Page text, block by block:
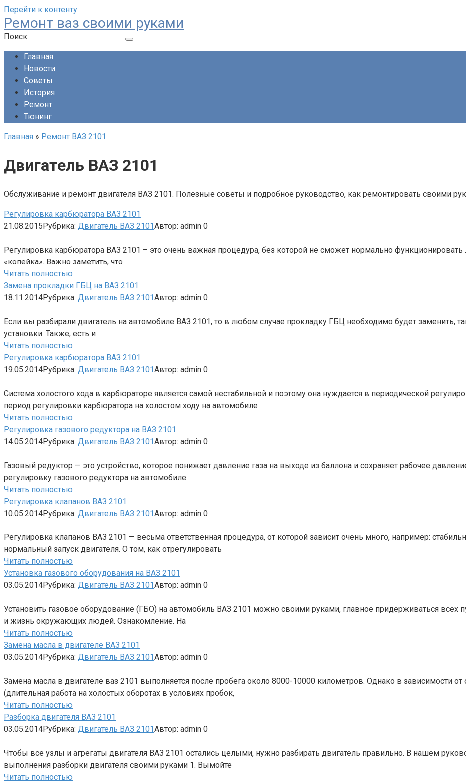
Перейти к контенту
Ремонт ваз своими руками
Поиск:
Главная
Новости
Советы
История
Ремонт
Тюнинг
Главная » Ремонт ВАЗ 2101
Двигатель ВАЗ 2101
Обслуживание и ремонт двигателя ВАЗ 2101. Полезные советы и подробное руководство, как ремонтировать своими
Регулировка карбюратора ВАЗ 2101
21.08.2015Рубрика: Двигатель ВАЗ 2101Автор: admin 0
Регулировка карбюратора ВАЗ 2101 – это очень важная процедура, без которой не сможет нормально
«копейка». Важно заметить, что
Читать полностью
Замена прокладки ГБЦ на ВАЗ 2101
18.11.2014Рубрика: Двигатель ВАЗ 2101Автор: admin 0
Если вы разбирали двигатель на автомобиле ВАЗ 2101, то в любом случае прокладку ГБЦ необходимо будет заменить,
установки. Также, есть и
Читать полностью
Регулировка карбюратора ВАЗ 2101
19.05.2014Рубрика: Двигатель ВАЗ 2101Автор: admin 0
Система холостого хода в карбюраторе является самой нестабильной и поэтому она нуждается в периодической
период регулировки карбюратора на холостом ходу на автомобиле
Читать полностью
Регулировка газового редуктора на ВАЗ 2101
14.05.2014Рубрика: Двигатель ВАЗ 2101Автор: admin 0
Газовый редуктор — это устройство, которое понижает давление газа на выходе из баллона и сохраняет рабочее
регулировку газового редуктора на автомобиле
Читать полностью
Регулировка клапанов ВАЗ 2101
10.05.2014Рубрика: Двигатель ВАЗ 2101Автор: admin 0
Регулировка клапанов ВАЗ 2101 — весьма ответственная процедура, от которой зависит очень много, например:
нормальный запуск двигателя. О том, как отрегулировать
Читать полностью
Установка газового оборудования на ВАЗ 2101
03.05.2014Рубрика: Двигатель ВАЗ 2101Автор: admin 0
Установить газовое оборудование (ГБО) на автомобиль ВАЗ 2101 можно своими руками, главное придерживаться всех
и жизнь окружающих людей. Ознакомление. На
Читать полностью
Замена масла в двигателе ВАЗ 2101
03.05.2014Рубрика: Двигатель ВАЗ 2101Автор: admin 0
Замена масла в двигателе ваз 2101 выполняется после пробега около 8000-10000 километров. Однако в зависимости
(длительная работа на холостых оборотах в условиях пробок,
Читать полностью
Разборка двигателя ВАЗ 2101
03.05.2014Рубрика: Двигатель ВАЗ 2101Автор: admin 0
Чтобы все узлы и агрегаты двигателя ВАЗ 2101 остались целыми, нужно разбирать двигатель правильно. В нашем
выполнения разборки двигателя своими руками 1. Вымойте
Читать полностью